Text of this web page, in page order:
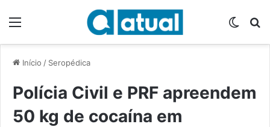
Início / Seropédica
Polícia Civil e PRF apreendem
50 kg de cocaína em